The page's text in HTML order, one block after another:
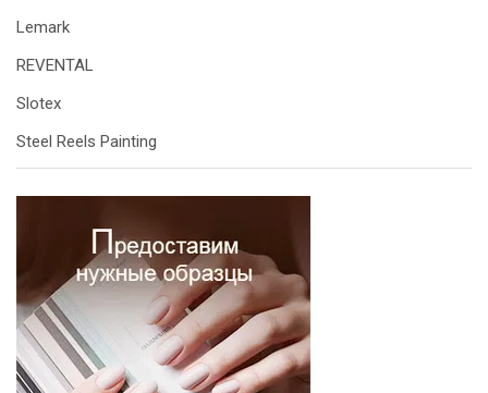
Lemark
REVENTAL
Slotex
Steel Reels Painting